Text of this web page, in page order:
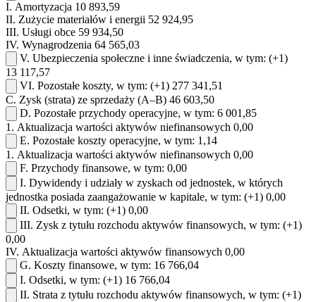
I. Amortyzacja 10 893,59
II. Zużycie materiałów i energii 52 924,95
III. Usługi obce 59 934,50
IV. Wynagrodzenia 64 565,03
V. Ubezpieczenia społeczne i inne świadczenia, w tym: (+1)
13 117,57
VI. Pozostałe koszty, w tym: (+1) 277 341,51
C. Zysk (strata) ze sprzedaży (A–B) 46 603,50
D. Pozostałe przychody operacyjne, w tym: 6 001,85
1. Aktualizacja wartości aktywów niefinansowych 0,00
E. Pozostałe koszty operacyjne, w tym: 1,14
1. Aktualizacja wartości aktywów niefinansowych 0,00
F. Przychody finansowe, w tym: 0,00
I. Dywidendy i udziały w zyskach od jednostek, w których
jednostka posiada zaangażowanie w kapitale, w tym: (+1) 0,00
II. Odsetki, w tym: (+1) 0,00
III. Zysk z tytułu rozchodu aktywów finansowych, w tym: (+1)
0,00
IV. Aktualizacja wartości aktywów finansowych 0,00
G. Koszty finansowe, w tym: 16 766,04
I. Odsetki, w tym: (+1) 16 766,04
II. Strata z tytułu rozchodu aktywów finansowych, w tym: (+1)